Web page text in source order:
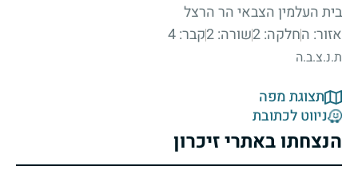
בית העלמין הצבאי הר הרצל
אזור: החלקה: 2 שורה: 2 קבר: 4
ת.נ.צ.ב.ה
תצוגת מפה
ניווט לכתובת
הנצחתו באתרי זיכרון